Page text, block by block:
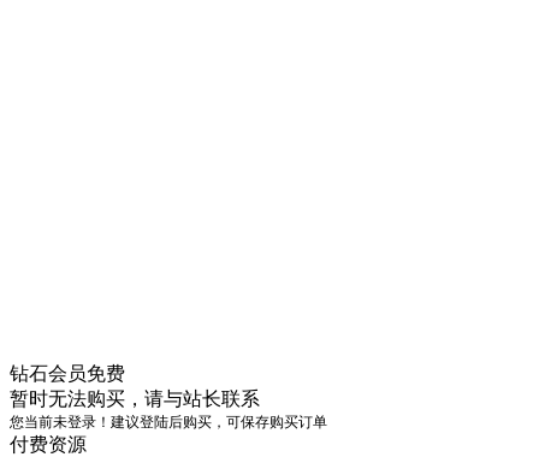
钻石会员免费
暂时无法购买，请与站长联系
您当前未登录！建议登陆后购买，可保存购买订单
付费资源